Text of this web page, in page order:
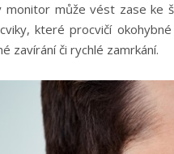
monitor může vést zase ke
které procvičí
zavírání či rychlé zamrkání.